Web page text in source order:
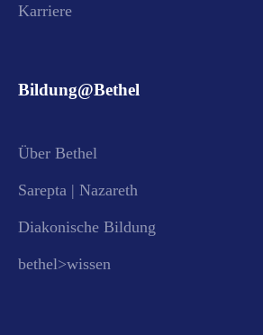
Karriere
Bildung@Bethel
Über Bethel
Sarepta | Nazareth
Diakonische Bildung
bethel>wissen